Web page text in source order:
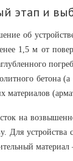
этап и
об
1,5 м от
бетона (а
материалов
на
Для